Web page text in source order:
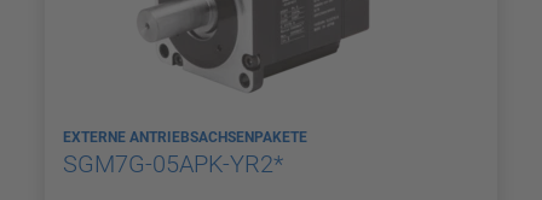
EXTERNE ANTRIEBSACHSENPAKETE
SGM7G-05APK-YR2*